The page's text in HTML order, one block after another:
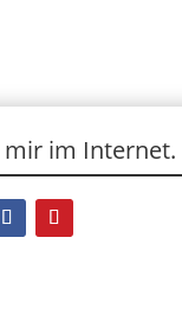
mir im Internet.